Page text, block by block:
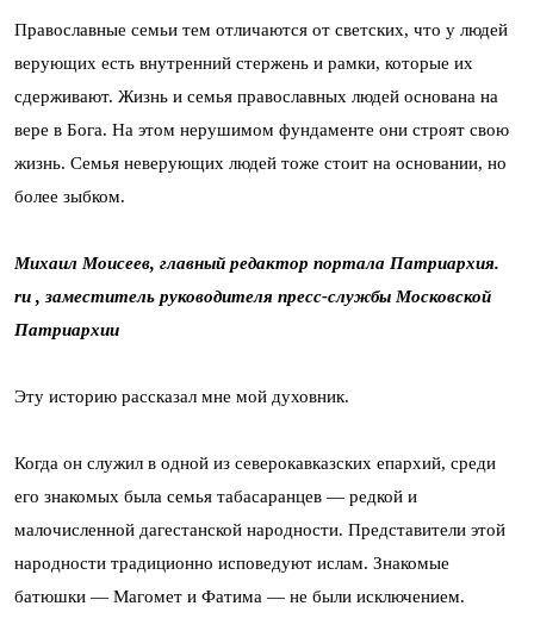
Православные семьи тем отличаются от светских, что у людей
верующих есть внутренний стержень и рамки, которые их
сдерживают. Жизнь и семья православных людей основана на
вере в Бога. На этом нерушимом фундаменте они строят свою
жизнь. Семья неверующих людей тоже стоит на основании, но
более зыбком.
Михаил Моисеев, главный редактор портала Патриархия.
ru , заместитель руководителя пресс-службы Московской
Патриархии
Эту историю рассказал мне мой духовник.
Когда он служил в одной из северокавказских епархий, среди
его знакомых была семья табасаранцев — редкой и
малочисленной дагестанской народности. Представители этой
народности традиционно исповедуют ислам. Знакомые
батюшки — Магомет и Фатима — не были исключением.